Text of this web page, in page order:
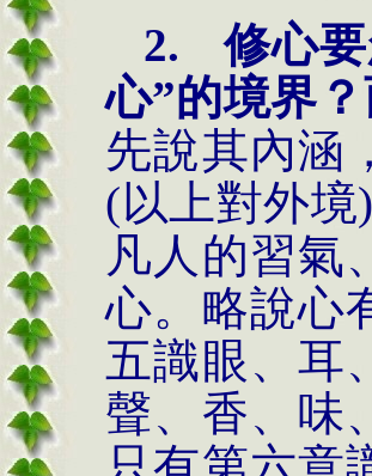
2.
修心
心”的境界
先說其內涵
(以上對外
凡人的習氣
心。略說心
五識眼、耳
聲、香、味